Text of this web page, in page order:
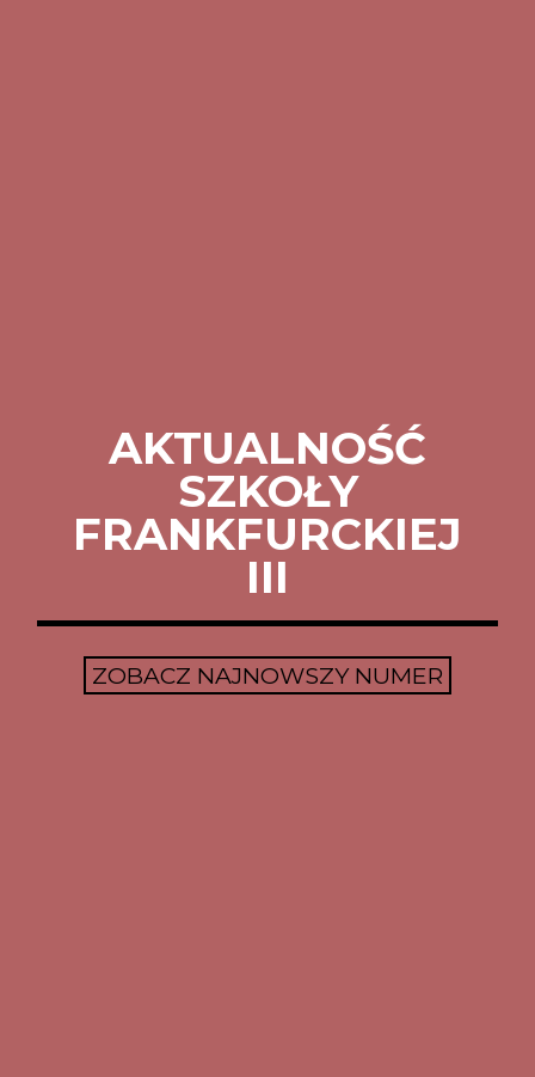
AKTUALNOŚĆ
SZKOŁY
FRANKFURCKIEJ
III
ZOBACZ NAJNOWSZY NUMER